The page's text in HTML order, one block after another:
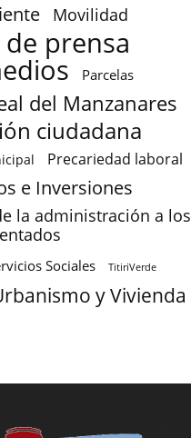
Movilidad
prensa
Parcelas
del Manzanares
ciudadana
Precariedad laboral
e Inversiones
la administración a los
Sociales TitiriVerde
y Vivienda